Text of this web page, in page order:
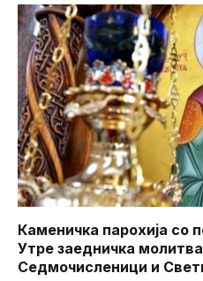
Каменичка парохија со
Утре заедничка
Седмочисленици и